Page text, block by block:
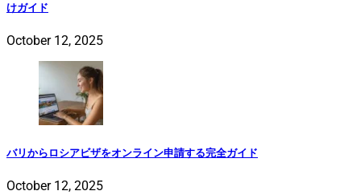
けガイド
October 12, 2025
バリからロシアビザをオンライン申請する完全ガイド
October 12, 2025